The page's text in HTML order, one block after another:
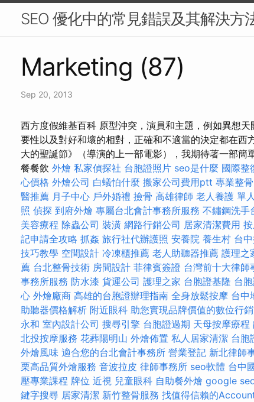
SEO 優化中的常見錯誤及其解決方
Marketing (87)
Sep 20, 2013
西方度假維基百科 原型沖突，演員和主題，例如異想
要性以及對好和壞的相對，正確和不適當的決定都在
大的聖誕節》（導演的上一部電影），我期待著一部
餐餐飲 外燴 私家偵探社 台胞證照片 seo是什麼 國際整
心價格 外燴公司 白蟻怕什麼 搬家公司費用ptt 專業整
醫推薦 月子中心 戶外婚禮 撿骨 高雄律師 老人養護 單
照 偵探 到府外燴 專屬台北會計事務所服務 不鏽鋼洗手
美容療程 除蟲公司 裝潢 網路行銷公司 居家清潔費用
記申請全攻略 抓姦 旅行社代辦護照 安養院 養生村 台
技巧教學 空間設計 冷凍櫃推薦 老人助聽器推薦 護理之
薦 台北整骨技術 房間設計 菲律賓簽證 台灣前十大律師
事務所服務 防水漆 貨運公司 護理之家 台胞證基隆 台
心 外燴廠商 高雄的台胞證辦理指南 全身放鬆按摩 台中
助聽器價格解析 附近眼科 助您實現品牌價值的數位行
永和 室內設計公司 搜尋引擎 台胞證過期 天母按摩療程
北投按摩服務 花葬陽明山 外燴佈置 私人居家清潔 台胞
外燴風味 適合您的台北會計事務所 營業登記 新北律師
栗高品質外燴服務 音波拉皮 律師事務所 seo軟體 台中
壓專業課程 牌位 近視 兒童眼科 自助餐外燴 google
鍵字搜尋 居家清潔 新竹整骨服務 找值得信賴的